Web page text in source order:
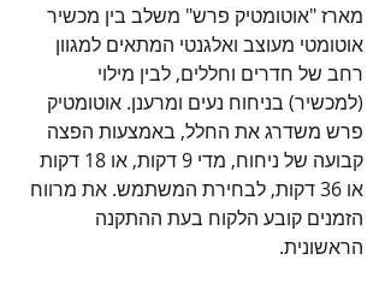
מארז "אוטומטיק פרש" משלב בין מכשיר
אוטומטי מעוצב ואלגנטי המתאים למגוון
רחב של חדרים וחללים, לבין מילוי
(למכשיר) בניחוח נעים ומרענן. אוטומטיק
פרש משדרג את החלל, באמצעות הפצה
קבועה של ניחוח, מדי 9 דקות, או 18 דקות
או 36 דקות, לבחירת המשתמש. את מרווח
הזמנים קובע הלקוח בעת ההתקנה
הראשונית.